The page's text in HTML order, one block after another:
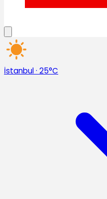
İstanbul· 25°C